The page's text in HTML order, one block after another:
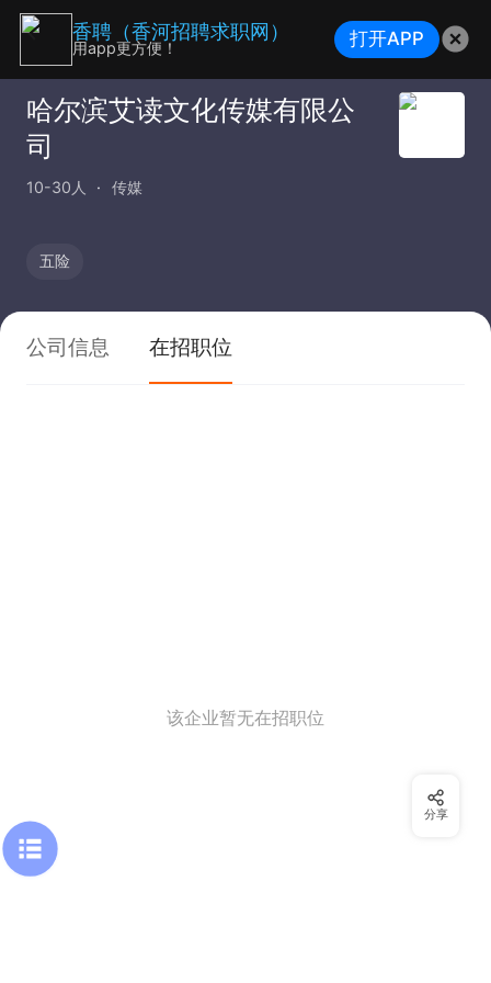
哈尔滨艾读文化传媒有限公
司
10-30人 传媒
五险
公司信息 在招职位
该企业暂无在招职位
分享
香聘（香河招聘求职网）
用app更方便！ 打开APP